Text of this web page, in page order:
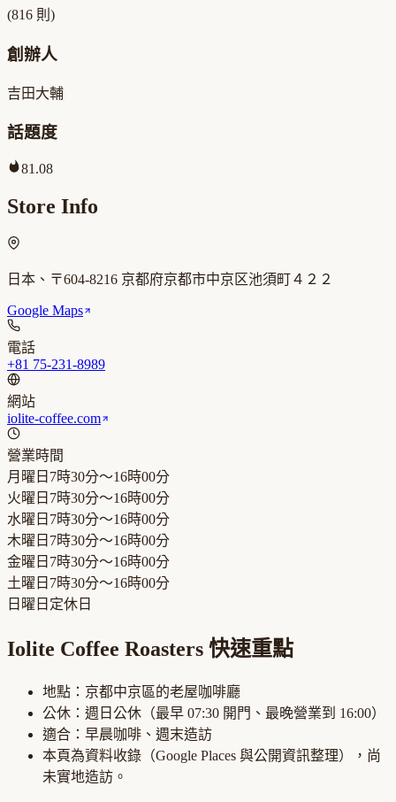
(816 則)
創辦人
吉田大輔
話題度
81.08
Store Info
日本、〒604-8216 京都府京都市中京区池須町４２２
Google Maps
電話
+81 75-231-8989
網站
iolite-coffee.com
營業時間
月曜日 7時30分～16時00分
火曜日 7時30分～16時00分
水曜日 7時30分～16時00分
木曜日 7時30分～16時00分
金曜日 7時30分～16時00分
土曜日 7時30分～16時00分
日曜日 定休日
Iolite Coffee Roasters 快速重點
地點： 京都中京區的老屋咖啡廳
公休： 週日公休 （最早 07:30 開門、最晚營業到 16:00）
適合： 早晨咖啡、週末造訪
本頁為資料收錄（Google Places 與公開資訊整理），尚
未實地造訪。